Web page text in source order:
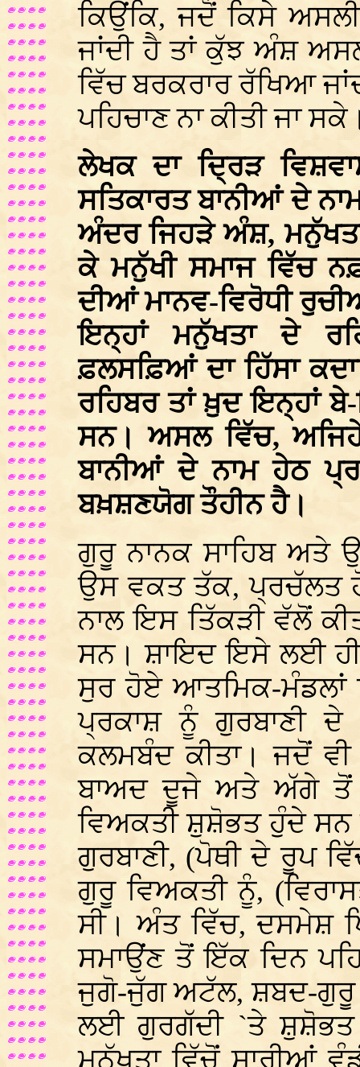
ਕਿਉਂਕਿ, ਜਦੋਂ ਕਿਸੇ
ਜਾਂਦੀ ਹੈ ਤਾਂ ਕੁੱਝ ਅੰਸ਼
ਵਿੱਚ ਬਰਕਰਾਰ ਰੱਖਿਆ
ਪਹਿਚਾਣ ਨਾ ਕੀਤੀ ਜਾ
ਲੇਖਕ ਦਾ ਦ੍ਰਿੜ
ਸਤਿਕਾਰਤ ਬਾਨੀਆਂ ਦੇ
ਅੰਦਰ ਜਿਹੜੇ ਅੰਸ਼,
ਕੇ ਮਨੁੱਖੀ ਸਮਾਜ ਵਿੱਚ
ਦੀਆਂ ਮਾਨਵ-ਵਿਰੋਧੀ
ਇਨ੍ਹਾਂ ਮਨੁੱਖਤਾ ਦੇ
ਫ਼ਲਸਫ਼ਿਆਂ ਦਾ ਹਿੱਸਾ
ਰਹਿਬਰ ਤਾਂ ਖ਼ੁਦ ਇਨ੍ਹਾਂ
ਸਨ। ਅਸਲ ਵਿੱਚ,
ਬਾਨੀਆਂ ਦੇ ਨਾਮ ਹੇਠ
ਬਖ਼ਸ਼ਣਯੋਗ ਤੌਹੀਨ ਹੈ।
ਗੁਰੂ ਨਾਨਕ ਸਾਹਿਬ ਅਤੇ
ਉਸ ਵਕਤ ਤੱਕ, ਪ੍ਰਚੱਲਤ
ਨਾਲ ਇਸ ਤਿੱਕੜੀ ਵੱਲੋਂ
ਸਨ। ਸ਼ਾਇਦ ਇਸੇ ਲਈ
ਸੁਰ ਹੋਏ ਆਤਮਿਕ-ਮੰਡਲਾਂ
ਪ੍ਰਕਾਸ਼ ਨੂੰ ਗੁਰਬਾਣੀ
ਕਲਮਬੰਦ ਕੀਤਾ। ਜਦੋਂ ਵੀ
ਬਾਅਦ ਦੂਜੇ ਅਤੇ ਅੱਗੇ ਤੋਂ
ਵਿਅਕਤੀ ਸ਼ੁਸ਼ੋਭਤ ਹੁੰਦੇ
ਗੁਰਬਾਣੀ, (ਪੋਥੀ ਦੇ ਰੂਪ
ਗੁਰੂ ਵਿਅਕਤੀ ਨੂੰ,
ਸੀ। ਅੰਤ ਵਿੱਚ, ਦਸਮੇਸ਼
ਸਮਾਉਂਣ ਤੋਂ ਇੱਕ ਦਿਨ
ਜੁਗੋ-ਜੁੱਗ ਅਟੱਲ, ਸ਼ਬਦ-ਗੁਰੂ
ਲਈ ਗੁਰਗੱਦੀ `ਤੇ ਸ਼ੁਸ਼ੋਭਤ
ਮਨੁੱਖਤਾ ਵਿੱਚੋਂ ਸਾਰੀਆਂ